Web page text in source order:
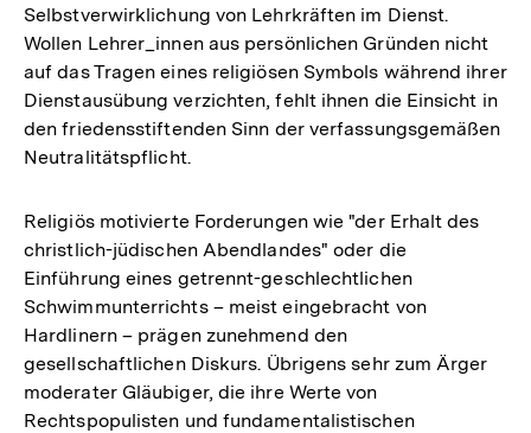
Selbstverwirklichung von Lehrkräften im Dienst.
Wollen Lehrer_innen aus persönlichen Gründen nicht
auf das Tragen eines religiösen Symbols während ihrer
Dienstausübung verzichten, fehlt ihnen die Einsicht in
den friedensstiftenden Sinn der verfassungsgemäßen
Neutralitätspflicht.
Religiös motivierte Forderungen wie "der Erhalt des
christlich-jüdischen Abendlandes" oder die
Einführung eines getrennt-geschlechtlichen
Schwimmunterrichts – meist eingebracht von
Hardlinern – prägen zunehmend den
gesellschaftlichen Diskurs. Übrigens sehr zum Ärger
moderater Gläubiger, die ihre Werte von
Rechtspopulisten und fundamentalistischen